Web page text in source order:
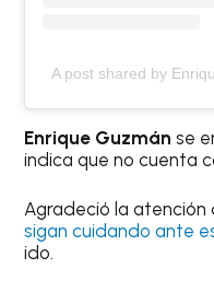
A post shared by
Enrique Guzmán se
indica que no cuenta
Agradeció la atención
sigan cuidando ante
ido.